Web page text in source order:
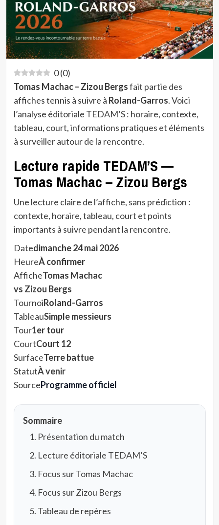
0(0)
Tomas Machac – Zizou Bergsfait partie des
affiches tennis à suivre à Roland-Garros. Voici
l’analyse éditoriale TEDAM’S : horaire, contexte,
tableau, court, informations pratiques et éléments
à surveiller autour de la rencontre.
Lecture rapide TEDAM’S —
Tomas Machac – Zizou Bergs
Une lecture claire de l’affiche, sans prédiction :
contexte, horaire, tableau, court et points
importants à suivre pendant la rencontre.
Datedimanche 24 mai 2026
HeureÀ confirmer
AfficheTomas Machac
vs Zizou Bergs
TournoiRoland-Garros
TableauSimple messieurs
Tour1er tour
CourtCourt 12
SurfaceTerre battue
StatutÀ venir
SourceProgramme officiel
Sommaire
Présentation du match
Lecture éditoriale TEDAM’S
Focus sur Tomas Machac
Focus sur Zizou Bergs
Tableau de repères